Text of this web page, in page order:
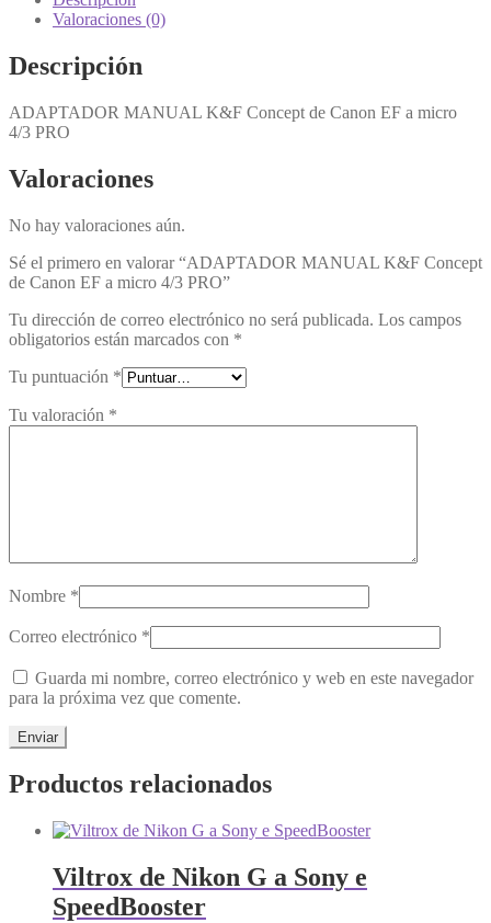
Valoraciones (0)
Descripción
ADAPTADOR MANUAL K&F Concept de Canon EF a micro
4/3 PRO
Valoraciones
No hay valoraciones aún.
Sé el primero en valorar “ADAPTADOR MANUAL K&F Concept
de Canon EF a micro 4/3 PRO”
Tu dirección de correo electrónico no será publicada. Los campos
obligatorios están marcados con *
Tu puntuación *
Tu valoración *
Nombre *
Correo electrónico *
Guarda mi nombre, correo electrónico y web en este navegador
para la próxima vez que comente.
Productos relacionados
Viltrox de Nikon G a Sony e
SpeedBooster